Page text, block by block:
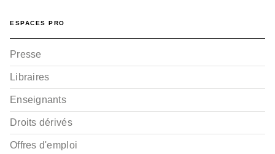
ESPACES PRO
Presse
Libraires
Enseignants
Droits dérivés
Offres d'emploi